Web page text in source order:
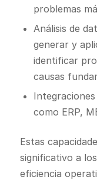
problemas
Análisis de
generar y
identificar
causas
como ERP,
Estas
significativo a
eficiencia